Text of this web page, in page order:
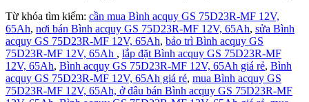
Từ khóa tìm kiếm: cần mua Bình acquy GS 75D23R-MF 12V,
65Ah, nơi bán Bình acquy GS 75D23R-MF 12V, 65Ah, sửa Bình
acquy GS 75D23R-MF 12V, 65Ah, bảo trì Bình acquy GS
75D23R-MF 12V, 65Ah , lắp đặt Bình acquy GS 75D23R-MF
12V, 65Ah, Bình acquy GS 75D23R-MF 12V, 65Ah giá rẻ, Bình
acquy GS 75D23R-MF 12V, 65Ah giá rẻ, mua Bình acquy GS
75D23R-MF 12V, 65Ah, ở đâu bán Bình acquy GS 75D23R-MF